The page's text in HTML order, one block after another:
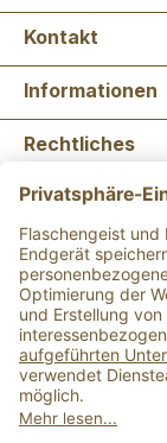
Kontakt
Informationen
Rechtliches
Newsletter
Alle Preise
Versandkosten